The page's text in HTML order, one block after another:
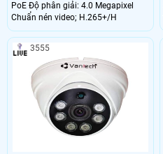
PoE Độ phân giải: 4.0 Megapixel
Chuẩn nén video; H.265+/H
3555